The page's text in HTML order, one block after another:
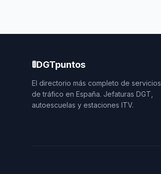
🚦DGTpuntos
El directorio más completo de servicios
de tráfico en España. Jefaturas DGT,
autoescuelas y estaciones ITV.